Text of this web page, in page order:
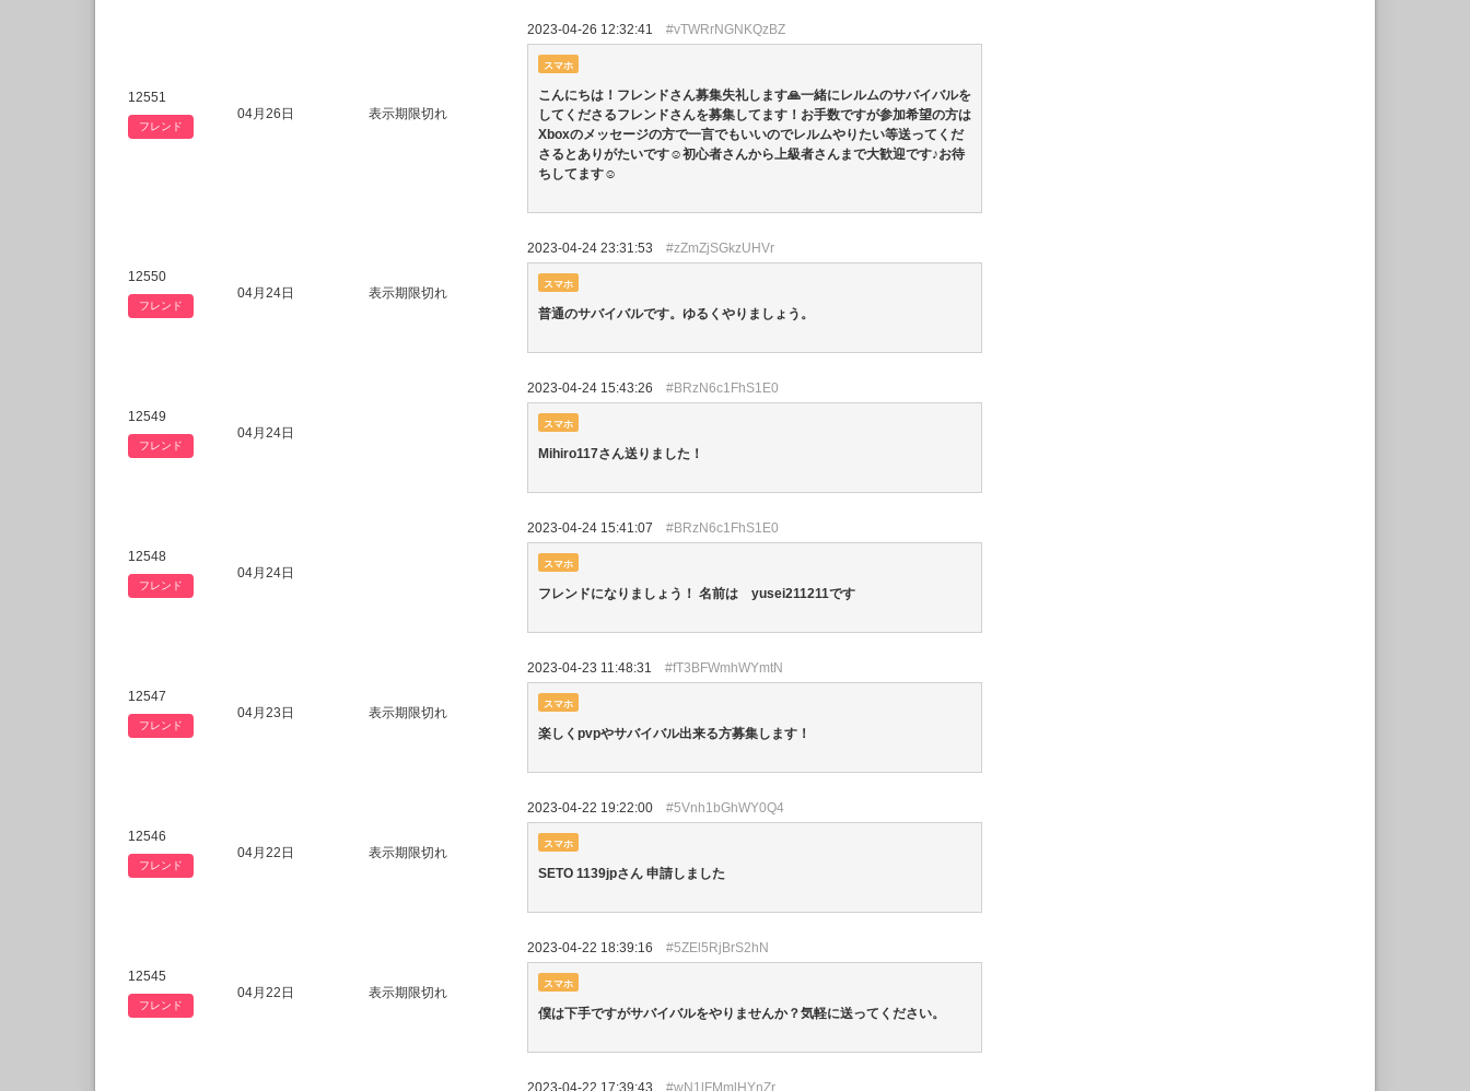
12551
フレンド
04月26日 表示期限切れ
2023-04-26 12:32:41 #vTWRrNGNKQzBZ
スマホ
こんにちは！フレンドさん募集失礼します🙏一緒にレルムのサバイバルを
してくださるフレンドさんを募集してます！お手数ですが参加希望の方は
Xboxのメッセージの方で一言でもいいのでレルムやりたい等送ってくだ
さるとありがたいです☺︎初心者さんから上級者さんまで大歓迎です♪お待
ちしてます☺︎
12550
フレンド
04月24日 表示期限切れ
2023-04-24 23:31:53 #zZmZjSGkzUHVr
スマホ
普通のサバイバルです。ゆるくやりましょう。
12549
フレンド
04月24日
2023-04-24 15:43:26 #BRzN6c1FhS1E0
スマホ
Mihiro117さん送りました！
12548
フレンド
04月24日
2023-04-24 15:41:07 #BRzN6c1FhS1E0
スマホ
フレンドになりましょう！ 名前は yusei211211です
12547
フレンド
04月23日 表示期限切れ
2023-04-23 11:48:31 #fT3BFWmhWYmtN
スマホ
楽しくpvpやサバイバル出来る方募集します！
12546
フレンド
04月22日 表示期限切れ
2023-04-22 19:22:00 #5Vnh1bGhWY0Q4
スマホ
SETO 1139jpさん 申請しました
12545
フレンド
04月22日 表示期限切れ
2023-04-22 18:39:16 #5ZEl5RjBrS2hN
スマホ
僕は下手ですがサバイバルをやりませんか？気軽に送ってください。
2023-04-22 17:39:43 #wN1lFMmlHYnZr